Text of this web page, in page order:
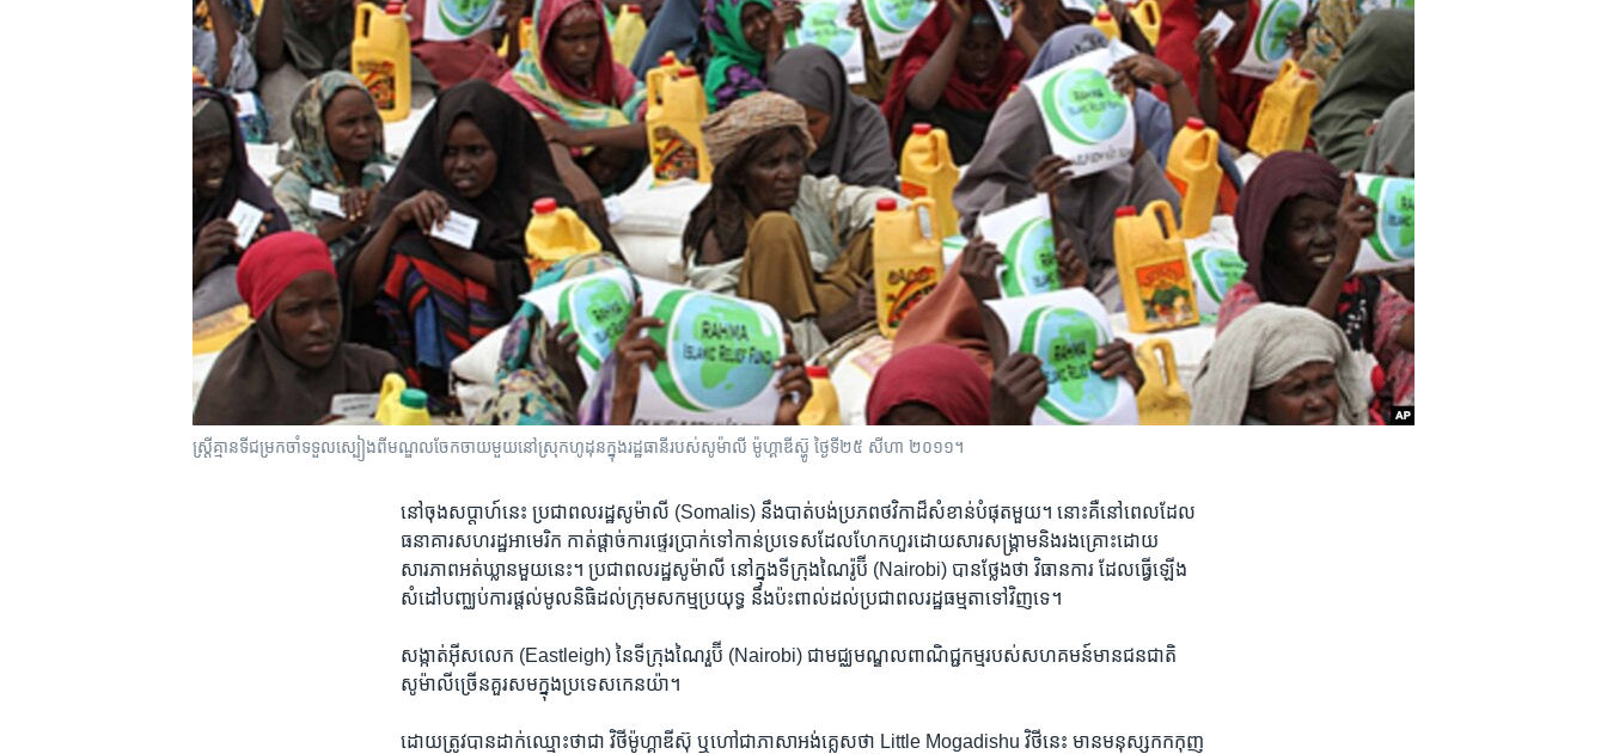
ស្ត្រីគ្មាន​ទីជម្រកចាំទទួល​ស្បៀងពីមណ្ឌលចែកចាយមួយនៅស្រុកហូដុនក្នុងរដ្ឋធានីរបស់​សូម៉ាលី ម៉ូហ្គាឌីស្ហ៊ូ ថ្ងៃទី២៥ សីហា ២០១១។
នៅ​ចុង​សប្តាហ៍​នេះ​ ប្រជាពលរដ្ឋ​សូម៉ាលី​ (Somalis) នឹង​បាត់បង់​ប្រភព​ថវិកា​ដ៏​សំខាន់​បំផុត​មួយ។​ នោះ​គឺ​នៅ​ពេល​ដែល​
ធនាគារ​សហរដ្ឋ​អាមេរិក ​កាត់​ផ្តាច់​ការ​ផ្ទេរប្រាក់​ទៅ​កាន់ប្រទេស​ដែលហែក​ហួរ​ដោយ​សារសង្រ្គាម​និង​រងគ្រោះដោយ​
សារភាព​អត់​ឃ្លាន​មួយ​នេះ​។ ប្រជាពលរដ្ឋ​សូម៉ាលី ​នៅ​ក្នុង​ទីក្រុងណៃរ៉ូប៊ី (Nairobi) ​បាន​ថ្លែង​ថា ​វិធានការ​ ដែលធ្វើឡើង
សំដៅបញ្ឈប់​ការ​ផ្តល់​មូល​និធិដល់​ក្រុម​សកម្ម​ប្រយុទ្ធ​ ​នឹង​ប៉ះពាល់ដល់ប្រជា​ពលរដ្ឋ​ធម្មតា​ទៅ​វិញ​ទេ​។​
សង្កាត់អ៊ីសលេក (Eastleigh) នៃ​ទីក្រុងណៃរួប៊ី (Nairobi) ជា​មជ្ឈមណ្ឌល​ពាណិជ្ជកម្មរបស់សហគមន៍​មានជនជាតិ​
សូម៉ាលី​ច្រើន​គួរ​សម​ក្នុង​ប្រទេស​កេនយ៉ា​។​
ដោយត្រូវ​បាន​ដាក់ឈ្មោះ​ថាជា​ ​វិថីម៉ូហ្គាឌីស៊ុ ឬហៅជាភាសាអង់គ្លេសថា Little Mogadishu​ ​វិថី​នេះ មានមនុស្ស​កក​កុញ